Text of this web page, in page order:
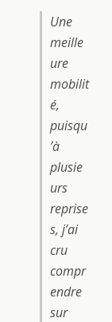
Une
meille
ure
mobilit
é,
puisqu
’à
plusie
urs
reprise
s, j’ai
cru
compr
endre
sur